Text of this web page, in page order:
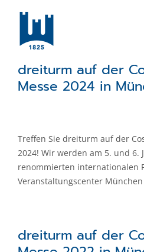
springen
dreiturm auf der
Messe 2024 in
Treffen Sie dreiturm auf der
2024! Wir werden am 5. und 6.
renommierten internationalen
Veranstaltungscenter
dreiturm auf der